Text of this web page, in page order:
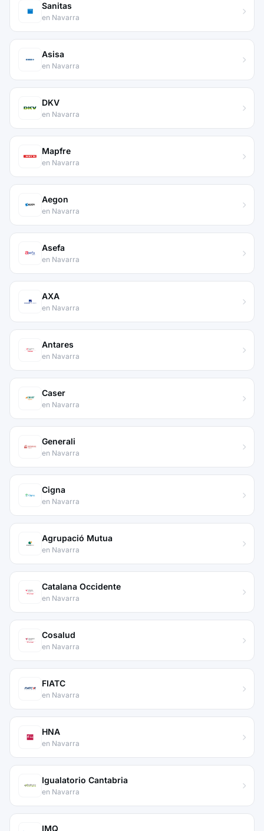
Sanitas
en Navarra
Asisa
en Navarra
DKV
en Navarra
Mapfre
en Navarra
Aegon
en Navarra
Asefa
en Navarra
AXA
en Navarra
Antares
en Navarra
Caser
en Navarra
Generali
en Navarra
Cigna
en Navarra
Agrupació Mutua
en Navarra
Catalana Occidente
en Navarra
Cosalud
en Navarra
FIATC
en Navarra
HNA
en Navarra
Igualatorio Cantabria
en Navarra
IMQ